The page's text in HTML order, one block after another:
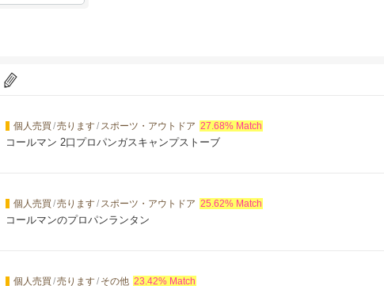
個人売買 /売ります/ スポーツ・アウトドア 27.68% Match
コールマン 2口プロパンガスキャンプストーブ
個人売買 /売ります/ スポーツ・アウトドア 25.62% Match
コールマンのプロパンランタン
個人売買 /売ります/ その他 23.42% Match